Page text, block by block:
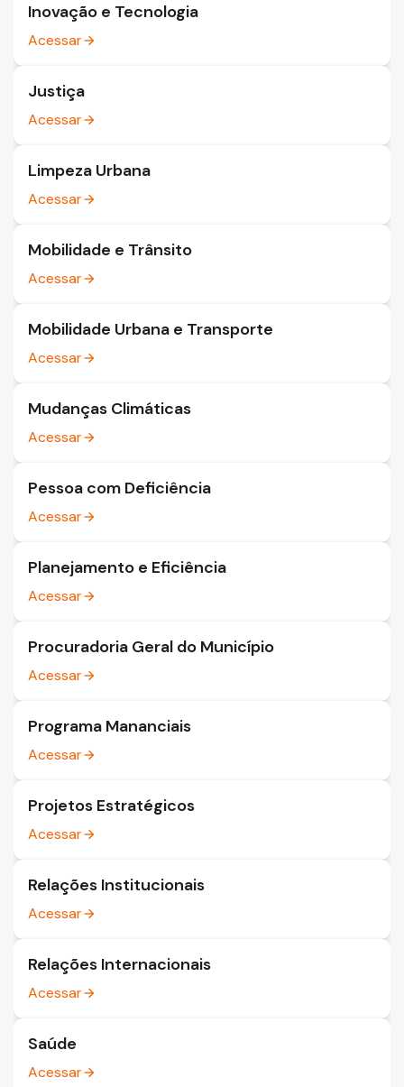
Inovação e Tecnologia
Acessararrow_forward
Justiça
Acessararrow_forward
Limpeza Urbana
Acessararrow_forward
Mobilidade e Trânsito
Acessararrow_forward
Mobilidade Urbana e Transporte
Acessararrow_forward
Mudanças Climáticas
Acessararrow_forward
Pessoa com Deficiência
Acessararrow_forward
Planejamento e Eficiência
Acessararrow_forward
Procuradoria Geral do Município
Acessararrow_forward
Programa Mananciais
Acessararrow_forward
Projetos Estratégicos
Acessararrow_forward
Relações Institucionais
Acessararrow_forward
Relações Internacionais
Acessararrow_forward
Saúde
Acessararrow_forward